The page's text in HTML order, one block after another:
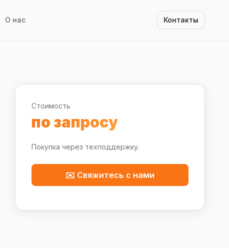
О нас Контакты
Стоимость
по запросу
Покупка через техподдержку.
✉️ Свяжитесь с нами